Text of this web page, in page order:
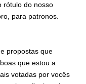
rótulo do nosso
para patronos.
propostas que
que estou a
votadas por vocês